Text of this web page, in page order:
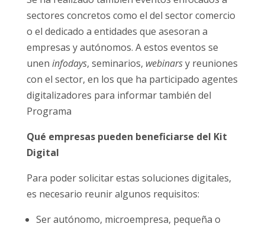
sectores concretos como el del sector comercio
o el dedicado a entidades que asesoran a
empresas y autónomos. A estos eventos se
unen infodays, seminarios, webinarsy reuniones
con el sector, en los que ha participado agentes
digitalizadores para informar también del
Programa
Qué empresas pueden beneficiarse del Kit
Digital
Para poder solicitar estas soluciones digitales,
es necesario reunir algunos requisitos:
Ser autónomo, microempresa, pequeña o